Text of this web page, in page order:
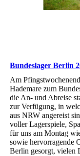
Bundeslager Berlin
Am
Hademare zum
die An- und Abreise
zur Verfügung, in
aus NRW angereist
voller Lagerspiele,
für uns am Montag
sowie hervorragende
Berlin gesorgt, vielen